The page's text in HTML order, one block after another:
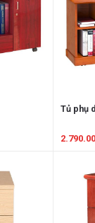
Tủ phụ